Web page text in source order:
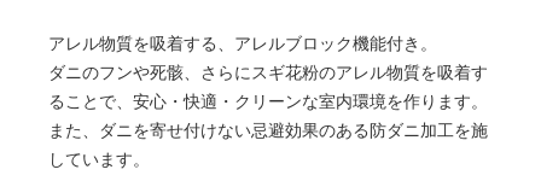
アレル物質を吸着する、アレルブロック機能付き。
ダニのフンや死骸、さらにスギ花粉のアレル物質を吸着す
ることで、安心・快適・クリーンな室内環境を作ります。
また、ダニを寄せ付けない忌避効果のある防ダニ加工を施
しています。